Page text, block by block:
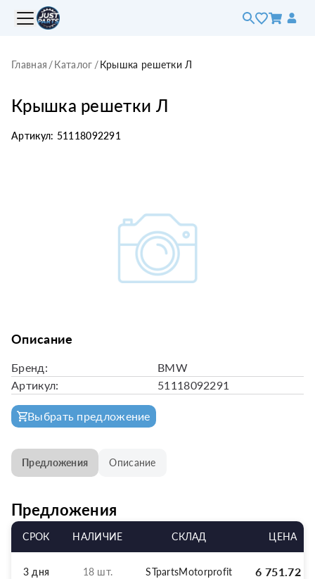
Главная /Каталог /Крышка решетки Л
Крышка решетки Л
Артикул: 51118092291
Описание
Бренд:
BMW
Артикул:
51118092291
Выбрать предложение
Предложения Описание
Предложения
СРОК НАЛИЧИЕ СКЛАД ЦЕНА
3 дня 18 шт. STpartsMotorprofit 6 751.72р